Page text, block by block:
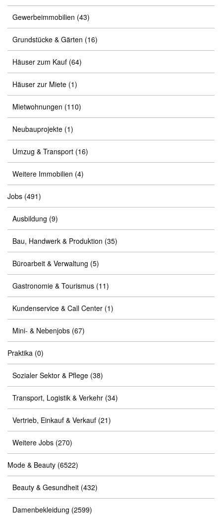
Gewerbeimmobilien (43)
Grundstücke & Gärten (16)
Häuser zum Kauf (64)
Häuser zur Miete (1)
Mietwohnungen (110)
Neubauprojekte (1)
Umzug & Transport (16)
Weitere Immobilien (4)
Jobs (491)
Ausbildung (9)
Bau, Handwerk & Produktion (35)
Büroarbeit & Verwaltung (5)
Gastronomie & Tourismus (11)
Kundenservice & Call Center (1)
Mini- & Nebenjobs (67)
Praktika (0)
Sozialer Sektor & Pflege (38)
Transport, Logistik & Verkehr (34)
Vertrieb, Einkauf & Verkauf (21)
Weitere Jobs (270)
Mode & Beauty (6522)
Beauty & Gesundheit (432)
Damenbekleidung (2599)